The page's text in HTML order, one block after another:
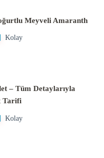
Meyveli Amaranth
Kolay
– Tüm Detaylarıyla
Tarifi
Kolay